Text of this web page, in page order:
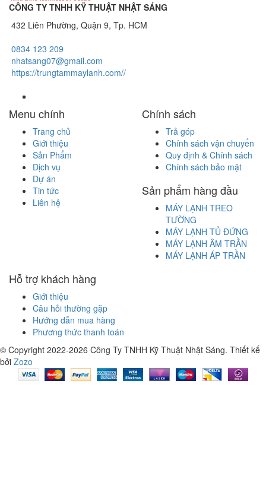
CÔNG TY TNHH KỸ THUẬT NHẬT SÁNG
432 Liên Phường, Quận 9, Tp. HCM
0834 123 209
nhatsang07@gmail.com
https://trungtammaylanh.com//
Menu chính
Trang chủ
Giới thiệu
Sản Phẩm
Dịch vụ
Dự án
Tin tức
Liên hệ
Chính sách
Trả góp
Chính sách vận chuyển
Quy định & Chính sách
Chính sách bảo mật
Sản phẩm hàng đầu
MÁY LẠNH TREO
TƯỜNG
MÁY LẠNH TỦ ĐỨNG
MÁY LẠNH ÂM TRẦN
MÁY LẠNH ÁP TRẦN
Hỗ trợ khách hàng
Giới thiệu
Câu hỏi thường gặp
Hướng dẫn mua hàng
Phương thức thanh toán
© Copyright 2022-2026 Công Ty TNHH Kỹ Thuật Nhật Sáng. Thiết kế
bởi Zozo